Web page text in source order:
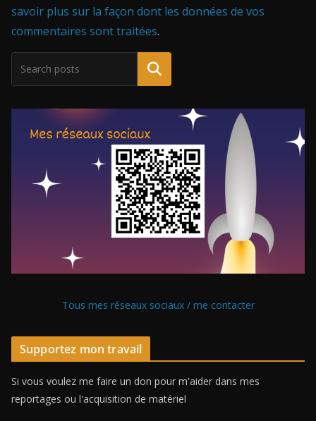
savoir plus sur la façon dont les données de vos
commentaires sont traitées.
Tous mes réseaux sociaux / me contacter
Supportez mon travail
Si vous voulez me faire un don pour m'aider dans mes
reportages ou l'acquisition de matériel